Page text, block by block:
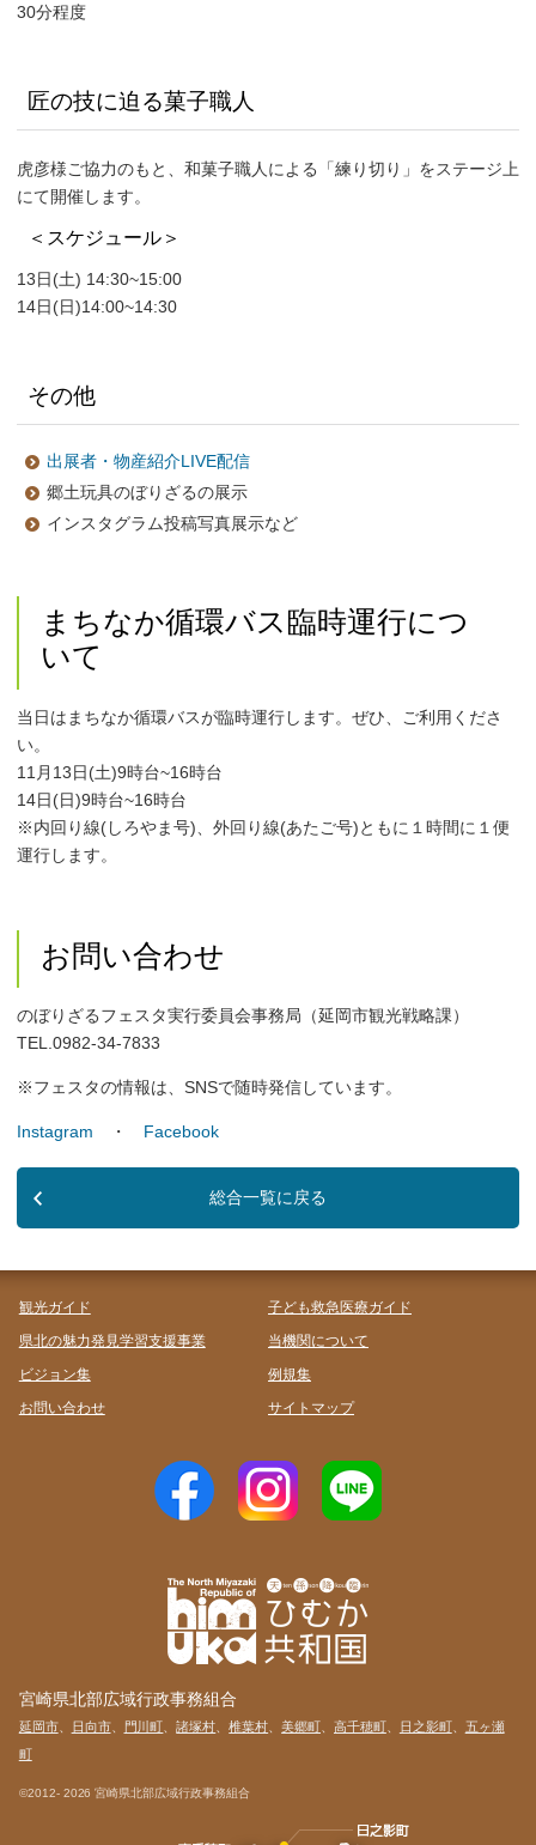
30分程度
匠の技に迫る菓子職人
虎彦様ご協力のもと、和菓子職人による「練り切り」をステージ上
にて開催します。
＜スケジュール＞
13日(土) 14:30~15:00
14日(日)14:00~14:30
その他
出展者・物産紹介LIVE配信
郷土玩具のぼりざるの展示
インスタグラム投稿写真展示など
まちなか循環バス臨時運行につ
いて
当日はまちなか循環バスが臨時運行します。ぜひ、ご利用くださ
い。
11月13日(土)9時台~16時台
14日(日)9時台~16時台
※内回り線(しろやま号)、外回り線(あたご号)ともに１時間に１便
運行します。
お問い合わせ
のぼりざるフェスタ実行委員会事務局（延岡市観光戦略課）
TEL.0982-34-7833
※フェスタの情報は、SNSで随時発信しています。
Instagram ・ Facebook
総合一覧に戻る
観光ガイド
子ども救急医療ガイド
県北の魅力発見学習支援事業
当機関について
ビジョン集
例規集
お問い合わせ
サイトマップ
宮崎県北部広域行政事務組合
延岡市、 日向市、 門川町 、諸塚村、椎葉村、美郷町 、 高千穂町 、 日之影町 、
五ヶ瀬
町
©2012- 2026 宮崎県北部広域行政事務組合